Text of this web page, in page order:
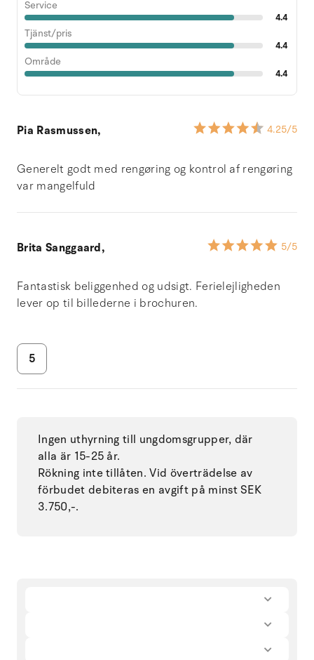
Service
4.4
Tjänst/pris
4.4
Område
4.4
Pia Rasmussen, 4.25/5
Generelt godt med rengøring og kontrol af rengøring
var mangelfuld
Brita Sanggaard, 5/5
Fantastisk beliggenhed og udsigt. Ferielejligheden
lever op til billederne i brochuren.
5
Ingen uthyrning till ungdomsgrupper, där
alla är 15-25 år.
Rökning inte tillåten. Vid överträdelse av
förbudet debiteras en avgift på minst SEK
3.750,-.